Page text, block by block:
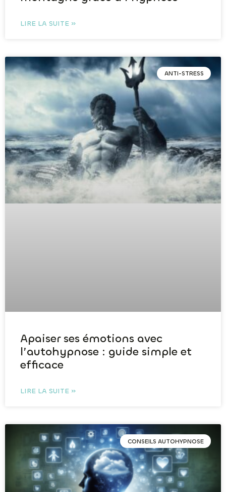
LIRE LA SUITE »
ANTI-STRESS
Apaiser ses émotions avec
l’autohypnose : guide simple et
efficace
LIRE LA SUITE »
CONSEILS AUTOHYPNOSE